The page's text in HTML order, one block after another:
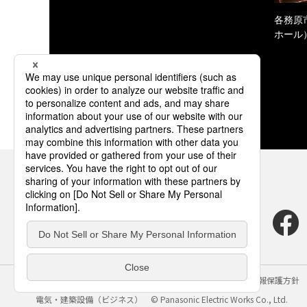
各務原
ホール
サイトのご利用にあたって クッキーポリシー
個人情報保護方針
電気・建築設備（ビジネス）
© Panasonic Electric Works Co., Ltd.